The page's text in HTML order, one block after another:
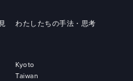
わたしたちの手法・思考
Kyoto
Taiwan